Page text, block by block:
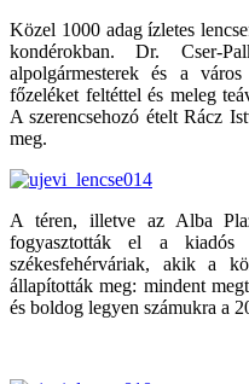
Közel 1000 adag ízletes
kondérokban. Dr. Cser-
alpolgármesterek és a
főzeléket feltéttel és meleg
A szerencsehozó ételt Rácz
meg.
A téren, illetve az Alba
fogyasztották el a kiadós
székesfehérváriak, akik a
állapították meg: mindent
és boldog legyen számukra a